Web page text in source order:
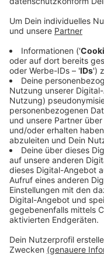
hereingefallen. Die
weisgemacht,
einen tödlichen
sitzen und nur
Ehepaar gab ihnen
sechsstelligen
Zoll in der Nähe
120 Unzen Gold in
Fahrersitz. Der
erklären, deshalb
sichergestellt.
wert. Zumindest
zurück.
Veröffentlicht:
Anzeige